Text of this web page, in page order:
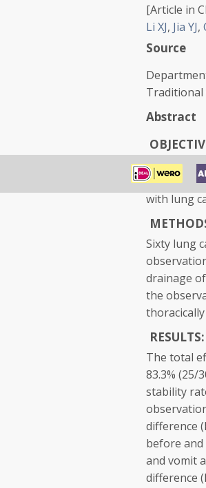
[Article in
Li XJ, Jia YJ,
Source
Traditional
Abstract
To study
thoracic
with lung
Sixty lung
drainage
the
RESULTS:
The total
83.3% (25/
stability
difference
before
and vomit
difference